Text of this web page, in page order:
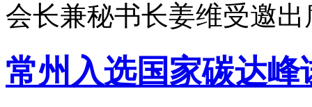
会长兼秘书长姜维受邀
常州入选国家碳达